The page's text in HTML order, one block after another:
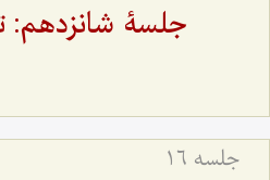
جلسۀ
جلسه ۱۶